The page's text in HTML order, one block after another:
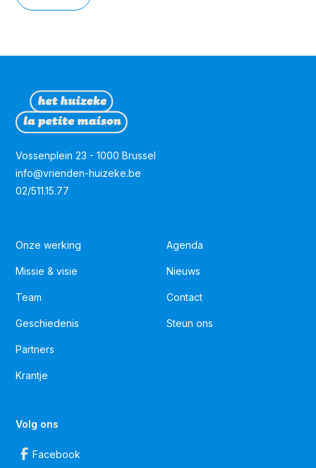
Vossenplein 23 - 1000 Brussel
info@vrienden-huizeke.be
02/511.15.77
Onze werking
Missie & visie
Team
Geschiedenis
Partners
Krantje
Agenda
Nieuws
Contact
Steun ons
Volg ons
Facebook